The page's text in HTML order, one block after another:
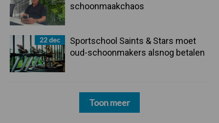
schoonmaakchaos
22 dec
Sportschool Saints & Stars moet
oud-schoonmakers alsnog betalen
Toon meer